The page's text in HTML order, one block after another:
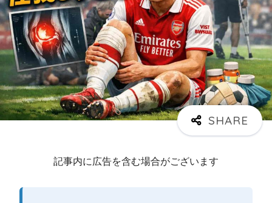
記事内に広告を含む場合がございます